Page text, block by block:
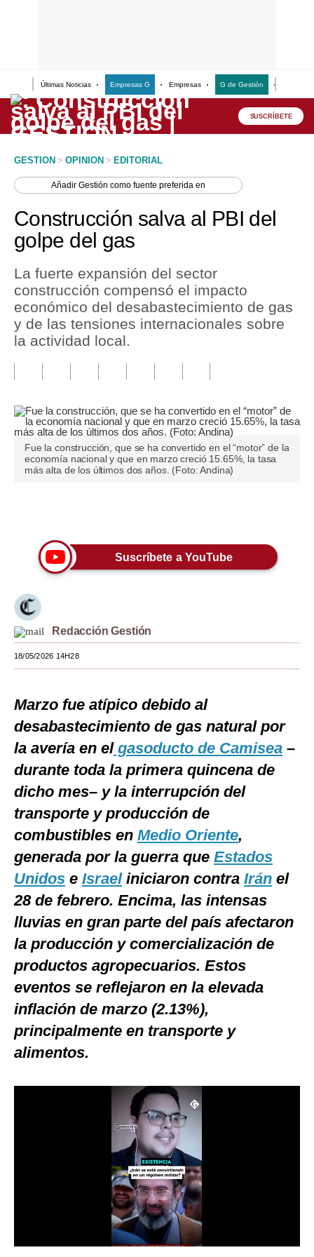
Últimas Noticias Empresas G Empresas G de Gestión
Lo último
Peru Quiosco
Economía
Política
Tu Dinero
Plus G
Opinión
Tendencias
Lujo
Viajes
Mundo
EEUU
España
Internacional
Club del Suscriptor
Mix
G de Gestión
Notas Contratadas
Podcast
Gestión TV
SUSCRÍBETE
GESTION > OPINION > EDITORIAL
AñadirGestión como fuente preferida en
Construcción salva al PBI del
golpe del gas
La fuerte expansión del sector
construcción compensó el impacto
económico del desabastecimiento de gas
y de las tensiones internacionales sobre
la actividad local.
Fue la construcción, que se ha convertido en el “motor” de la
economía nacional y que en marzo creció 15.65%, la tasa
más alta de los últimos dos años. (Foto: Andina)
Suscríbete a YouTube
Redacción Gestión
18/05/2026 14H28
Marzo fue atípico debido al
desabastecimiento de gas natural por
la avería en elgasoducto de Camisea –
durante toda la primera quincena de
dicho mes– y la interrupción del
transporte y producción de
combustibles en Medio Oriente,
generada por la guerra que Estados
Unidos e Israeliniciaron contra Irán el
28 de febrero. Encima, las intensas
lluvias en gran parte del país afectaron
la producción y comercialización de
productos agropecuarios. Estos
eventos se reflejaron en la elevada
inflación de marzo (2.13%),
principalmente en transporte y
alimentos.